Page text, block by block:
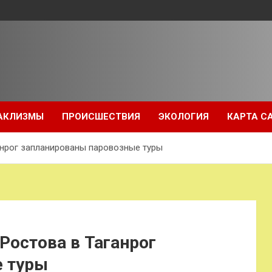
ПРОИСШЕСТВИЯ ЭКОЛОГИЯ КАРТА
запланированы паровозные туры
в Таганрог
туры